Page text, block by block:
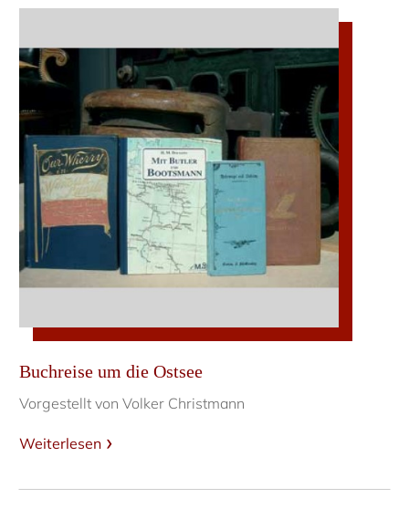
Buchreise um die Ostsee
Vorgestellt von Volker Christmann
Weiterlesen